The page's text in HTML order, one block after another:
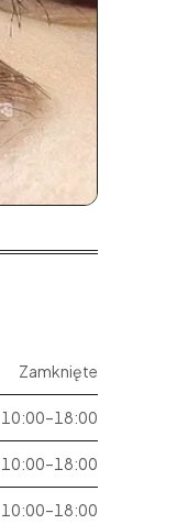
Zamknięte
10:00–18:00
10:00–18:00
10:00–18:00